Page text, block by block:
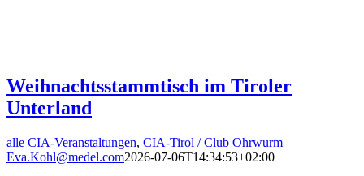
Weihnachtsstammtisch im Tiroler
Unterland
alle CIA-Veranstaltungen, CIA-Tirol / Club Ohrwurm
Eva.Kohl@medel.com2026-07-06T14:34:53+02:00